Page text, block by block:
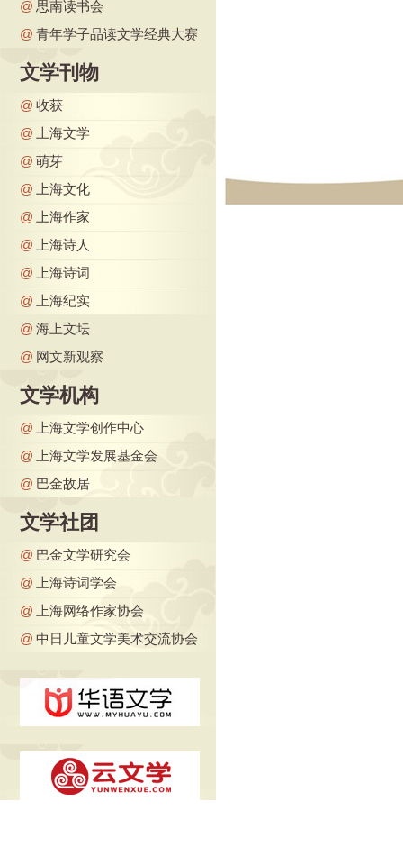
@ 思南读书会
@ 青年学子品读文学经典大赛
文学刊物
@ 收获
@
上海文学
@ 萌芽
@
上海文化
@
上海作家
@
上海诗人
@
上海诗词
@
上海纪实
@ 海上文坛
@ 网文新观察
文学机构
@
上海文学创作中心
@
上海文学发展基金会
@ 巴金故居
文学社团
@ 巴金文学研究会
@
上海诗词学会
@
上海网络作家协会
@ 中日儿童文学美术交流协会